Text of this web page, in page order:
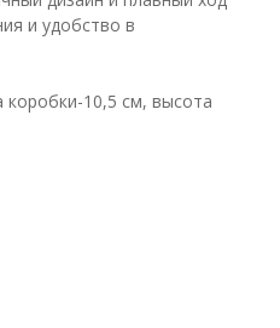
и удобство в
10,5 см, высота